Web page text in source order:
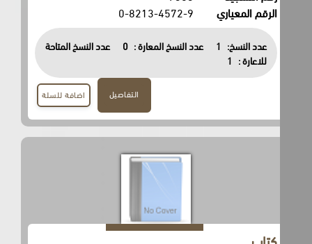
الرقم المعياري
0-8213-4572-9
عدد النسخ: 1 عدد النسخ المعارة : 0
عدد النسخ المتاحة
للاعارة :
1
اضافة للسلة